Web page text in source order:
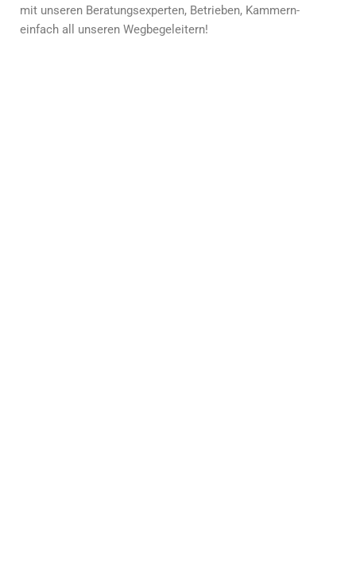
mit unseren Beratungsexperten, Betrieben, Kammern-
einfach all unseren Wegbegeleitern!